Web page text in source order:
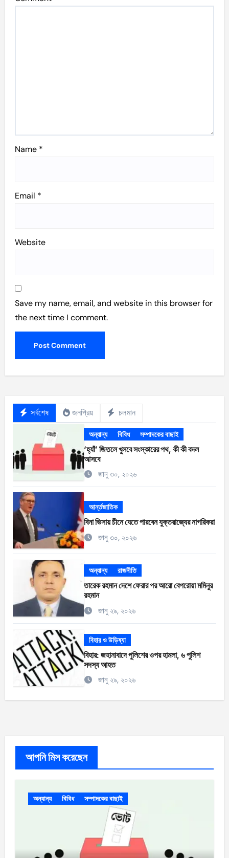
Name *
Email *
Website
Save my name, email, and website in this browser for
the next time I comment.
সর্বশেষ জনপ্রিয় চলমান
অন্যান্য বিবিধ সম্পাদকের বাছাই
‘হ্যাঁ’ জিতলে খুলবে সংস্কারের পথ, কী কী বদল
আসবে
জানু ৩০, ২০২৬
আর্ন্তজাতিক
বিনা ভিসায় চীনে যেতে পারবেন যুক্তরাজ্যের নাগরিকরা
জানু ৩০, ২০২৬
অন্যান্য রাজনীতি
তারেক রহমান দেশে ফেরার পর আরো বেপরোয়া মমিনুর
রহমান
জানু ২৯, ২০২৬
বিহার ও উড়িষ্যা
বিহার: জহানাবাদে পুলিশের ওপর হামলা, ৬ পুলিশ
সদস্য আহত
জানু ২৯, ২০২৬
আপনি মিস করেছেন
অন্যান্য বিবিধ সম্পাদকের বাছাই